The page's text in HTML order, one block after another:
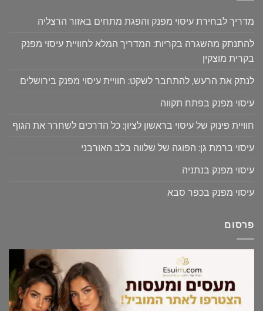
מדריך לבחירת עיסוי מפנק והפגת מתחים באזור הרצליה
להתנתק מהשגרה בקריות: המדריך המלא לחוויית עיסוי מפנק
בקרית מוצקין
לנתק את הרעש, להתחבר לשקט: חוויית עיסוי מפנק בירושלים
עיסוי מפנק בפתח תקווה
חוויית פינוק של עיסוי בראשון לציון: כל הדרכים לשחרר את הגוף
עיסוי ברמת גן: הפוגה של שלווה בלב האורבני
עיסוי מפנק בנתניה
עיסוי מפנק בכפר סבא
פרסום